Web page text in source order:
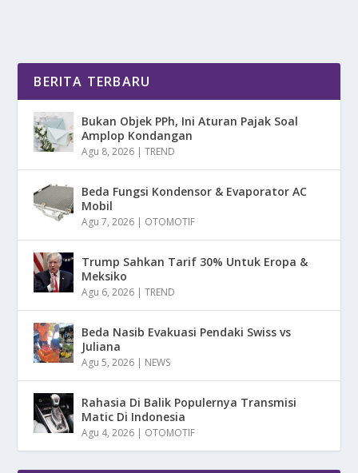
BERITA TERBARU
Bukan Objek PPh, Ini Aturan Pajak Soal
Amplop Kondangan
Agu 8, 2026 |TREND
Beda Fungsi Kondensor & Evaporator AC
Mobil
Agu 7, 2026 | OTOMOTIF
Trump Sahkan Tarif 30% Untuk Eropa &
Meksiko
Agu 6, 2026 |TREND
Beda Nasib Evakuasi Pendaki Swiss vs
Juliana
Agu 5, 2026 | NEWS
Rahasia Di Balik Populernya Transmisi
Matic Di Indonesia
Agu 4, 2026 | OTOMOTIF